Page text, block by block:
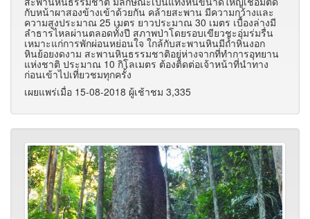
กับหน้าผาสองข้างเข้าด้วยกัน คล้ายสะพาน มีความกว้างและ
ความสูงประมาณ 25 เมตร ยาวประมาณ 30 เมตร เบื้องล่างมี
ลำธารไหลผ่านตลอดทั้งปี สภาพป่าโดยรอบเขียวชะอุ่มร่มรื่น
เหมาะแก่การพักผ่อนหย่อนใจ ใกล้กับสะพานหินมีถ้ำหินงอก
หินย้อยงดงาม สะพานหินธรรมชาติอยู่ห่างจากที่ทำการอุทยาน
แห่งชาติ ประมาณ 10 กิโลเมตร ต้องติดต่อเจ้าหน้าที่นำทาง
ก่อนเข้าไปเที่ยวชมทุกครั้ง
เผยแพร่เมื่อ 15-08-2018 ผู้เช้าชม 3,335